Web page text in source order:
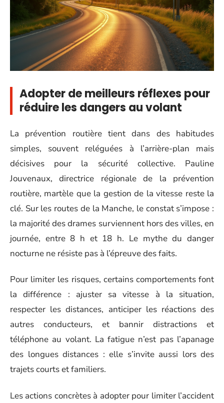
Adopter de meilleurs réflexes pour
réduire les dangers au volant
La prévention routière tient dans des habitudes
simples, souvent reléguées à l’arrière-plan mais
décisives pour la sécurité collective. Pauline
Jouvenaux, directrice régionale de la prévention
routière, martèle que la gestion de la vitesse reste la
clé. Sur les routes de la Manche, le constat s’impose :
la majorité des drames surviennent hors des villes, en
journée, entre 8 h et 18 h. Le mythe du danger
nocturne ne résiste pas à l’épreuve des faits.
Pour limiter les risques, certains comportements font
la différence : ajuster sa vitesse à la situation,
respecter les distances, anticiper les réactions des
autres conducteurs, et bannir distractions et
téléphone au volant. La fatigue n’est pas l’apanage
des longues distances : elle s’invite aussi lors des
trajets courts et familiers.
Les actions concrètes à adopter pour limiter l’accident